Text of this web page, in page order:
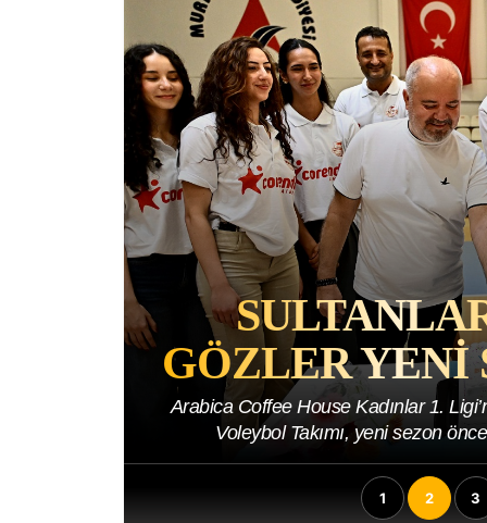
GÖZLER YENI
Arabica Coffee House Kadınlar 1.
Voleybol Takımı, yeni sezon
1 2 3